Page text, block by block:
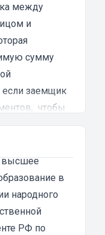
между
и
сумму
если заемщик
чтобы
взять
под залог
в
народного
РФ по